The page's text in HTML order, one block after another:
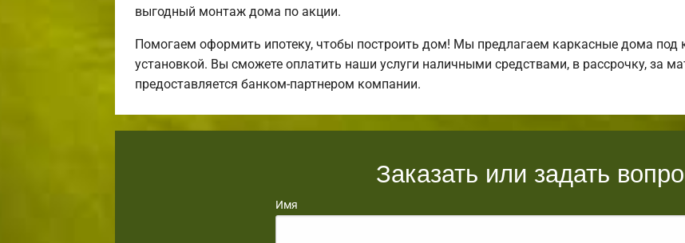
выгодный монтаж дома по акции.
Помогаем оформить ипотеку, чтобы построить дом! Мы предлагаем каркасные дома под
установкой. Вы сможете оплатить наши услуги наличными средствами, в рассрочку, за
предоставляется банком-партнером компании.
Заказать или задать
Имя